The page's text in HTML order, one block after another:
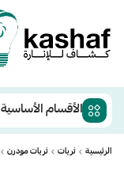
الأقسام الأساسية
الرئيسية ثريات ثريات مودرن